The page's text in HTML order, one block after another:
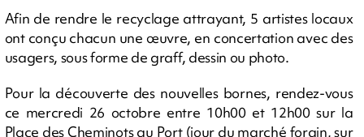
Afin de rendre le recyclage attrayant, 5 artistes locaux
ont conçu chacun une œuvre, en concertation avec des
usagers, sous forme de graff, dessin ou photo.
Pour la découverte des nouvelles bornes, rendez-vous
ce mercredi 26 octobre entre 10h00 et 12h00 sur la
Place des Cheminots au Port (jour du marché forain, sur